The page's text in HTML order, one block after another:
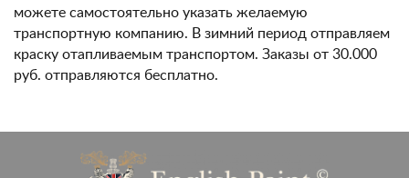
можете самостоятельно указать желаемую
транспортную компанию. В зимний период отправляем
краску отапливаемым транспортом. Заказы от 30.000
руб. отправляются бесплатно.